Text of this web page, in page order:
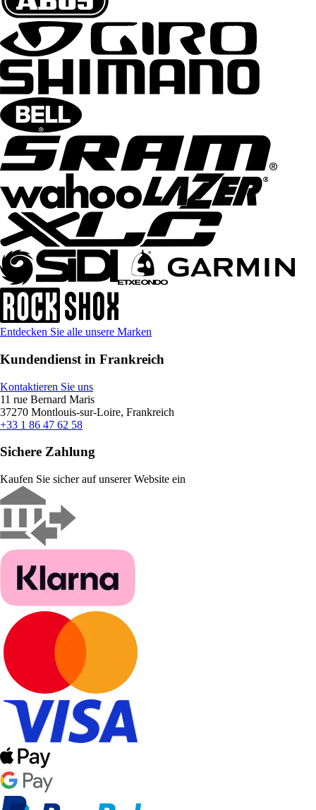
Entdecken Sie alle unsere Marken
Kundendienst in Frankreich
Kontaktieren Sie uns
11 rue Bernard Maris
37270 Montlouis-sur-Loire, Frankreich
+33 1 86 47 62 58
Sichere Zahlung
Kaufen Sie sicher auf unserer Website ein